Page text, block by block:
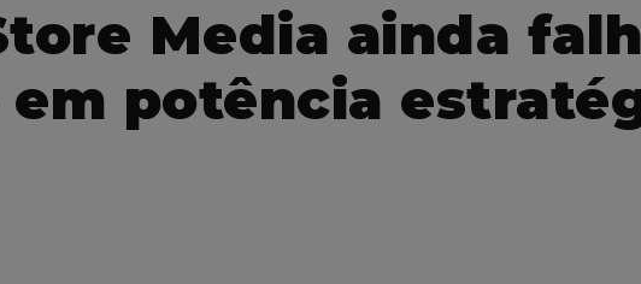
Media ainda
potência